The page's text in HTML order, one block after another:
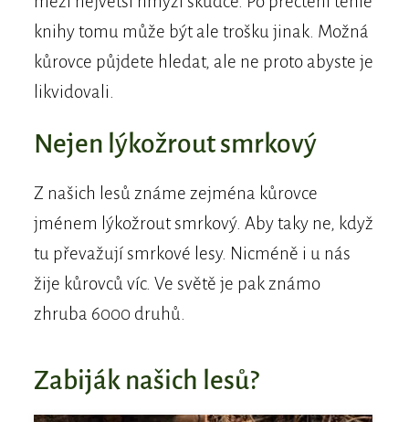
knihy tomu může být ale trošku jinak. Možná
kůrovce půjdete hledat, ale ne proto abyste je
likvidovali.
Nejen lýkožrout smrkový
Z našich lesů známe zejména kůrovce
jménem lýkožrout smrkový. Aby taky ne, když
tu převažují smrkové lesy. Nicméně i u nás
žije kůrovců víc. Ve světě je pak známo
zhruba 6000 druhů.
Zabiják našich lesů?